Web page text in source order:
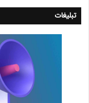
تبلیغات